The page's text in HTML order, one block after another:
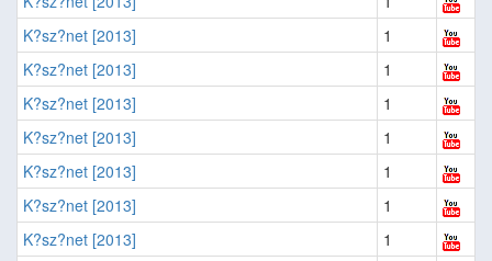
K?sz?net [2013]
1
K?sz?net [2013]
1
K?sz?net [2013]
1
K?sz?net [2013]
1
K?sz?net [2013]
1
K?sz?net [2013]
1
K?sz?net [2013]
1